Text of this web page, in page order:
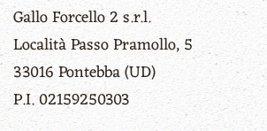
Gallo Forcello 2 s.r.l.
Località Passo Pramollo, 5
33016 Pontebba (UD)
P.I. 02159250303